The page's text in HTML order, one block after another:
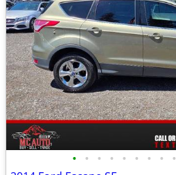
• • • • • • • • •